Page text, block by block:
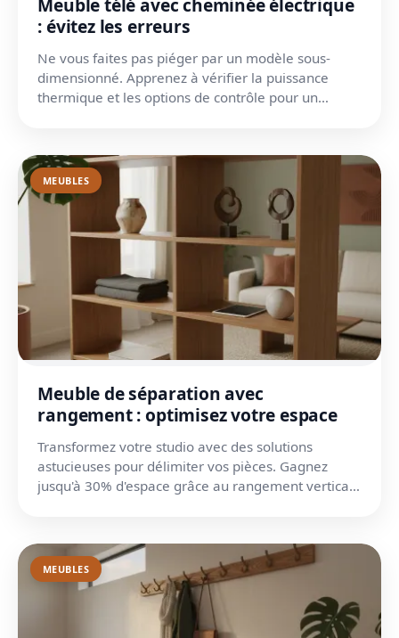
Meuble télé avec cheminée électrique
: évitez les erreurs
Ne vous faites pas piéger par un modèle sous-
dimensionné. Apprenez à vérifier la puissance
thermique et les options de contrôle pour un
MEUBLES
Meuble de séparation avec
rangement : optimisez votre espace
Transformez votre studio avec des solutions
astucieuses pour délimiter vos pièces. Gagnez
jusqu'à 30% d'espace grâce au rangement vertical
MEUBLES